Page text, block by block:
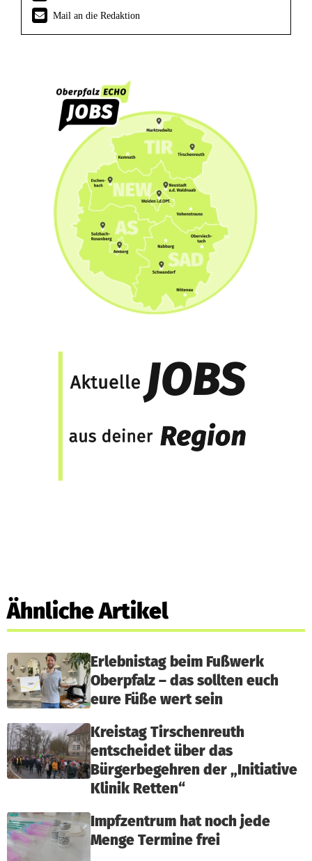
Mail an die Redaktion
Ähnliche Artikel
Erlebnistag beim Fußwerk
Oberpfalz – das sollten euch
eure Füße wert sein
Kreistag Tirschenreuth
entscheidet über das
Bürgerbegehren der „Initiative
Klinik Retten“
Impfzentrum hat noch jede
Menge Termine frei